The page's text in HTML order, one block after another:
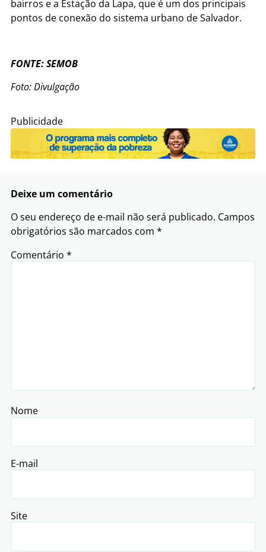
bairros e a Estação da Lapa, que é um dos principais
pontos de conexão do sistema urbano de Salvador.
FONTE: SEMOB
Foto: Divulgação
Publicidade
Deixe um comentário
O seu endereço de e-mail não será publicado. Campos
obrigatórios são marcados com *
Comentário *
Nome
E-mail
Site